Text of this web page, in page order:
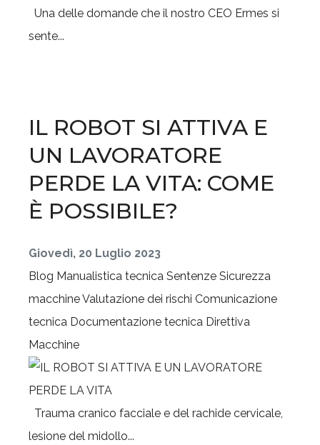
Una delle domande che il nostro CEO Ermes si
sente...
IL ROBOT SI ATTIVA E
UN LAVORATORE
PERDE LA VITA: COME
È POSSIBILE?
Giovedì, 20 Luglio 2023
Blog Manualistica tecnica Sentenze Sicurezza
macchineValutazione dei rischi Comunicazione
tecnica Documentazione tecnica Direttiva
Macchine
Trauma cranico facciale e del rachide cervicale,
lesione del midollo...